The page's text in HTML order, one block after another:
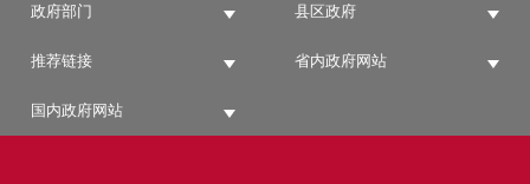
政府部门 县区政府
推荐链接 省内政府网站
国内政府网站